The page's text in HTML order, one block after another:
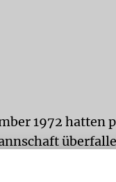
1972 hatten